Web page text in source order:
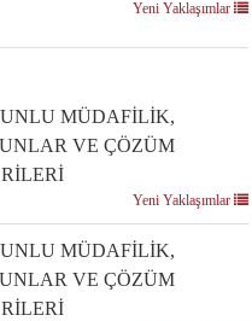
Yeni Yaklaşımlar
MÜDAFİLİK,
VE ÇÖZÜM
Yeni Yaklaşımlar
MÜDAFİLİK,
VE ÇÖZÜM